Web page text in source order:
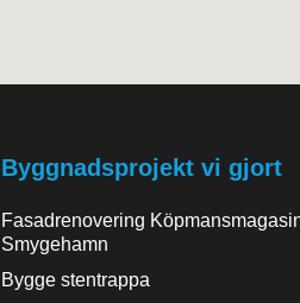
Byggnadsprojekt vi gjort
Fasadrenovering
Smygehamn
Bygge stentrappa